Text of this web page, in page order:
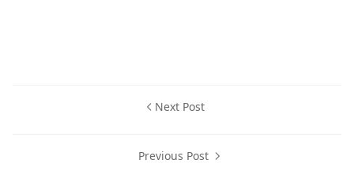
Next Post
Previous Post